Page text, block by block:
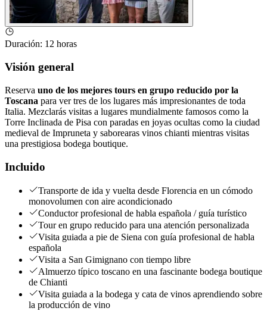
Duración: 12 horas
Visión general
Reserva uno de los mejores tours en grupo reducido por la
Toscana para ver tres de los lugares más impresionantes de toda
Italia. Mezclarás visitas a lugares mundialmente famosos como la
Torre Inclinada de Pisa con paradas en joyas ocultas como la ciudad
medieval de Impruneta y saborearas vinos chianti mientras visitas
una prestigiosa bodega boutique.
Incluido
Transporte de ida y vuelta desde Florencia en un cómodo
monovolumen con aire acondicionado
Conductor profesional de habla española / guía turístico
Tour en grupo reducido para una atención personalizada
Visita guiada a pie de Siena con guía profesional de habla
española
Visita a San Gimignano con tiempo libre
Almuerzo típico toscano en una fascinante bodega boutique
de Chianti
Visita guiada a la bodega y cata de vinos aprendiendo sobre
la producción de vino